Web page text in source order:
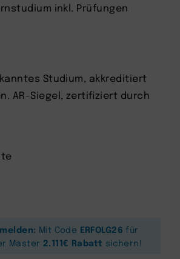
inkl. Prüfungen
Studium, akkreditiert
AR-Siegel, zertifiziert durch
Mit Code ERFOLG26 für
Master 2.111€ Rabatt sichern!